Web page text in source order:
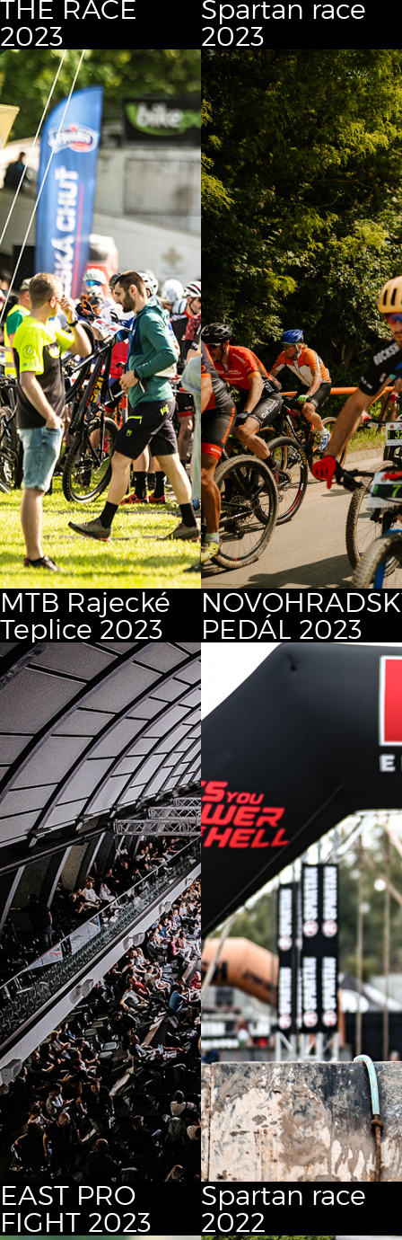
THE RACE
2023
Spartan race
2023
MTB Rajecké
Teplice 2023
PEDÁL 2023
EAST PRO
FIGHT 2023
Spartan race
2022